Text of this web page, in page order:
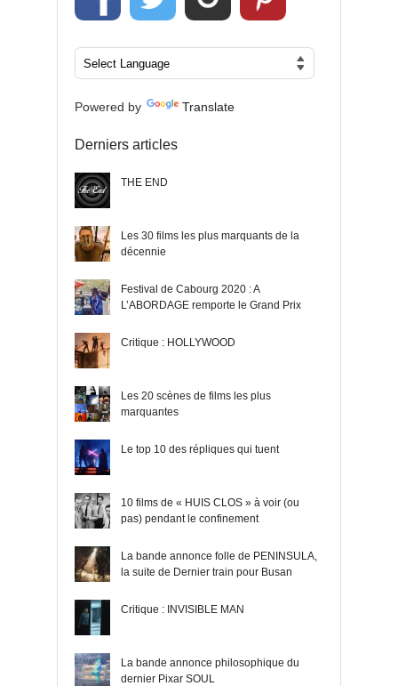
Powered by Translate
Derniers articles
THE END
Les 30 films les plus marquants de la
décennie
Festival de Cabourg 2020 : A
L’ABORDAGE remporte le Grand Prix
Critique : HOLLYWOOD
Les 20 scènes de films les plus
marquantes
Le top 10 des répliques qui tuent
10 films de « HUIS CLOS » à voir (ou
pas) pendant le confinement
La bande annonce folle de PENINSULA,
la suite de Dernier train pour Busan
Critique : INVISIBLE MAN
La bande annonce philosophique du
dernier Pixar SOUL